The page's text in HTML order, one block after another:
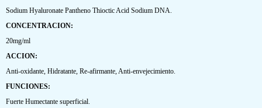
Sodium Hyaluronate Pantheno Thioctic Acid Sodium DNA.
CONCENTRACION:
20mg/ml
ACCION:
Anti-oxidante, Hidratante, Re-afirmante, Anti-envejecimiento.
FUNCIONES:
Fuerte Humectante superficial.